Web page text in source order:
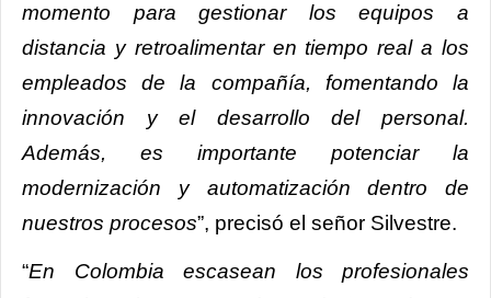
momento para gestionar los equipos a
distancia y retroalimentar en tiempo real a los
empleados de la compañía, fomentando la
innovación y el desarrollo del personal.
Además, es importante potenciar la
modernización y automatización dentro de
nuestros procesos”, precisó el señor Silvestre.
“En Colombia escasean los profesionales